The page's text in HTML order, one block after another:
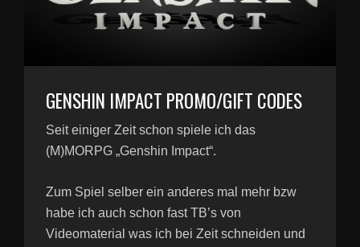
GENSHIN IMPACT PROMO/GIFT CODES
Seit einiger Zeit schon spiele ich das
(M)MORPG „Genshin Impact“.
Zum Spiel selber ein anderes mal mehr bzw
habe ich auch schon fast TB’s von
Videomaterial was ich bei Zeit schneiden und